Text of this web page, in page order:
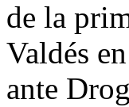
de la
Valdés
ante